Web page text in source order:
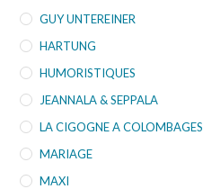
GUY UNTEREINER
HARTUNG
HUMORISTIQUES
JEANNALA & SEPPALA
LA CIGOGNE A COLOMBAGES
MARIAGE
MAXI